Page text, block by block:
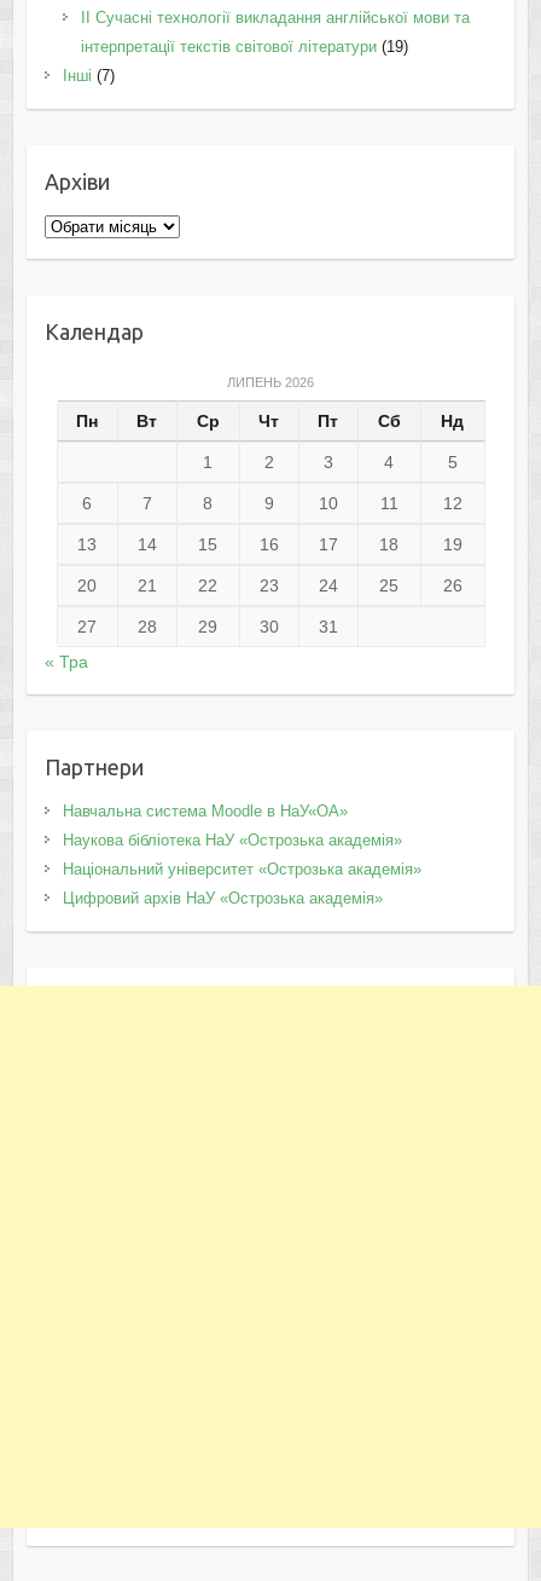
II Cучасні технології викладання англійської мови та
інтерпретації текстів світової літератури(19)
Інші (7)
Архіви
Архіви
Календар
ЛИПЕНЬ 2026
Пн Вт Ср Чт Пт Сб Нд
1 2 3 4 5
6 7 8 9 10 11 12
13 14 15 16 17 18 19
20 21 22 23 24 25 26
27 28 29 30
31
« Тра
Партнери
Навчальна система Moodle в НаУ«ОА»
Наукова бібліотека НаУ «Острозька академія»
Національний університет «Острозька академія»
Цифровий архів НаУ «Острозька академія»